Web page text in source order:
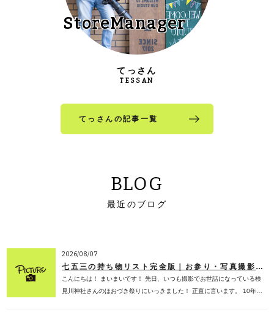
StoreManager
てっさん
TESSAN
てっさんの記事一覧
BLOG
最近のブログ
2026/08/07
七五三の持ち物リスト完全版｜お参り・写真撮影で必要なものを子ども専門フォトスタジオが解説【2026年版】
こんにちは！ まいまいです！ 先日、いつも撮影でお世話になっている検
見川神社さんのほおづき祭りにいっきました！ 正直に言います。 10年…